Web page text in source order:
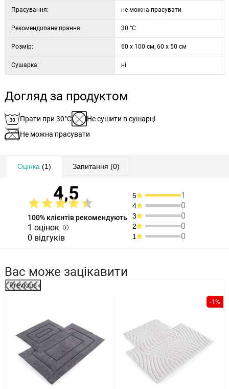
Прасування: не можна прасувати
Рекомендоване прання: 30 °C
Розмір: 60 x 100 см, 60 x 50 см
Сушарка: ні
Догляд за продуктом
Прати при 30°C
Не сушити в сушарці
Не можна прасувати
Оцінка (1) Запитання (0)
4,5
100% клієнтів рекомендують
1 оцінок
0 відгуків
5 1
4 0
3 0
2 0
1 0
Вас може зацікавити
Previous
-1%